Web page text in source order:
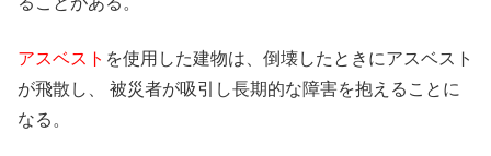
アスベスト を使用した建物は、倒壊したときにアスベスト
が飛散し、 被災者が吸引し長期的な障害を抱えることに
なる。